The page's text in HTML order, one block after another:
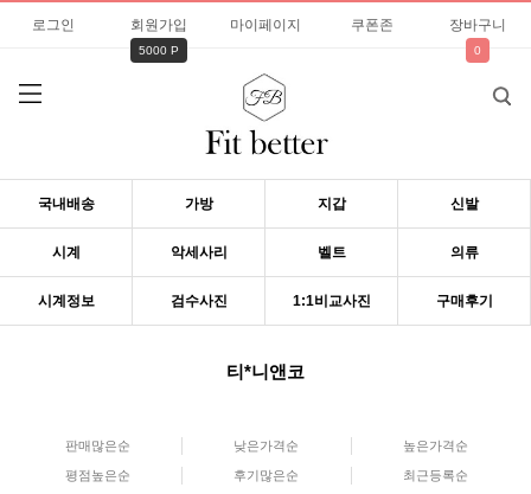
로그인 회원가입
5000 P
마이페이지 쿠폰존 장바구니
0
국내배송 가방 지갑 신발
시계 악세사리 벨트 의류
시계정보 검수사진 1:1비교사진 구매후기
티*니앤코
판매많은순 낮은가격순 높은가격순
평점높은순 후기많은순 최근등록순